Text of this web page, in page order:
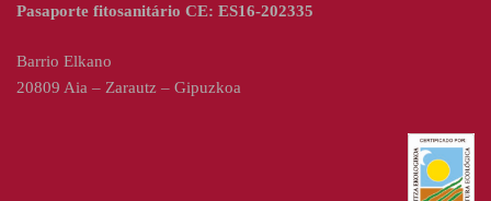
Pasaporte fitosanitário CE: ES16-202335
Barrio Elkano
20809 Aia – Zarautz – Gipuzkoa